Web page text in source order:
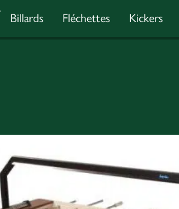
Billards Fléchettes Kickers